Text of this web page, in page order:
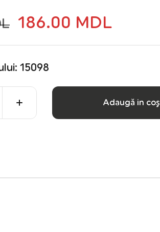
186.00 MDL
15098
Adaugă in coş